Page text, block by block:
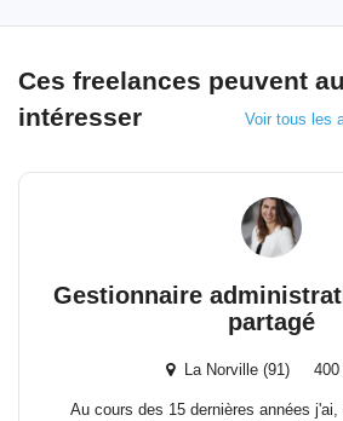
Ces freelances peuvent
intéresser
Voir tous les
Gestionnaire
partagé
La Norville (91) 400
Au cours des 15 dernières années